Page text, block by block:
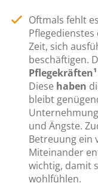
Oftmals fehlt
Zeit, sich
beschäftigen.
Pflegekräften¹
Diese haben
bleibt
und Ängste.
Betreuung ein
Miteinander
wichtig, damit
wohlfühlen.